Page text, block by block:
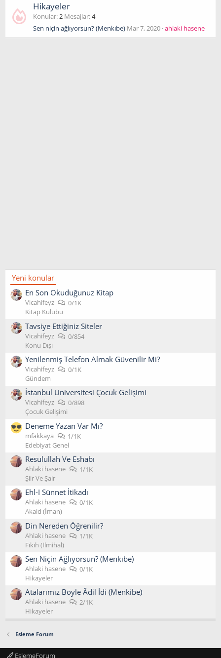
Hikayeler
Konular 2 Mesajlar 4
Sen niçin ağlıyorsun? (Menkıbe) Mar 7, 2020 ahlaki hasene
Yeni konular
En Son Okuduğunuz Kitap
Vicahifeyz
0/1K
Kitap Kulübü
Tavsiye Ettiğiniz Siteler
Vicahifeyz
0/854
Konu Dışı
Yenilenmiş Telefon Almak Güvenilir Mi?
Vicahifeyz
0/1K
Gündem
İstanbul Üniversitesi Çocuk Gelişimi
Vicahifeyz
0/898
Çocuk Gelişimi
Deneme Yazan Var Mı?
mfakkaya
1/1K
Edebiyat Genel
Resulullah Ve Eshabı
Ahlaki hasene
1/1K
Şiir Ve Şair
Ehl-I Sünnet İtikadı
Ahlaki hasene
0/1K
Akaid (İman)
Din Nereden Öğrenilir?
Ahlaki hasene
1/1K
Fıkıh (İlmihal)
Sen Niçin Ağlıyorsun? (Menkıbe)
Ahlaki hasene
0/1K
Hikayeler
Atalarımız Böyle Âdil İdi (Menkibe)
Ahlaki hasene
2/1K
Hikayeler
Esleme Forum
EslemeForum